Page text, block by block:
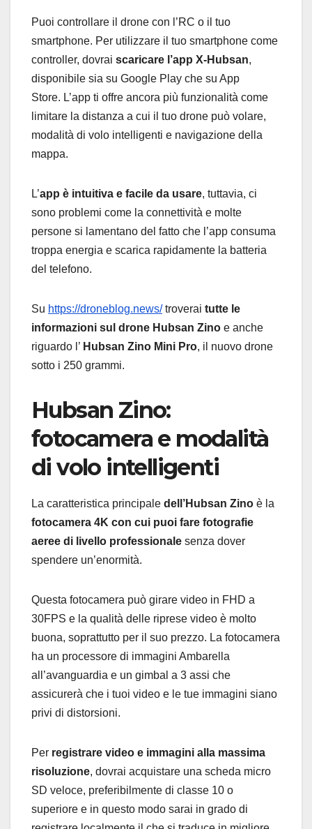
Puoi controllare il drone con l’RC o il tuo
smartphone. Per utilizzare il tuo smartphone come
controller, dovrai scaricare l’app X-Hubsan,
disponibile sia su Google Play che su App
Store. L’app ti offre ancora più funzionalità come
limitare la distanza a cui il tuo drone può volare,
modalità di volo intelligenti e navigazione della
mappa.
L’app è intuitiva e facile da usare, tuttavia, ci
sono problemi come la connettività e molte
persone si lamentano del fatto che l’app consuma
troppa energia e scarica rapidamente la batteria
del telefono.
Su https://droneblog.news/troverai tutte le
informazioni sul drone Hubsan Zino e anche
riguardo l’ Hubsan Zino Mini Pro, il nuovo drone
sotto i 250 grammi.
Hubsan Zino:
fotocamera e modalità
di volo intelligenti
La caratteristica principale dell’Hubsan Zino è la
fotocamera 4K con cui puoi fare fotografie
aeree di livello professionale senza dover
spendere un’enormità.
Questa fotocamera può girare video in FHD a
30FPS e la qualità delle riprese video è molto
buona, soprattutto per il suo prezzo. La fotocamera
ha un processore di immagini Ambarella
all’avanguardia e un gimbal a 3 assi che
assicurerà che i tuoi video e le tue immagini siano
privi di distorsioni.
Per registrare video e immagini alla massima
risoluzione, dovrai acquistare una scheda micro
SD veloce, preferibilmente di classe 10 o
superiore e in questo modo sarai in grado di